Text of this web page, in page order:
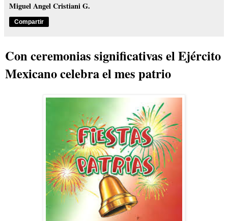
Miguel Angel Cristiani G.
Compartir
Con ceremonias significativas el Ejército
Mexicano celebra el mes patrio